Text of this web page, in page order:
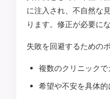
に注入され、不自然な
ります。修正が必要に
失敗を回避するための
複数のクリニック
希望や不安を具体的